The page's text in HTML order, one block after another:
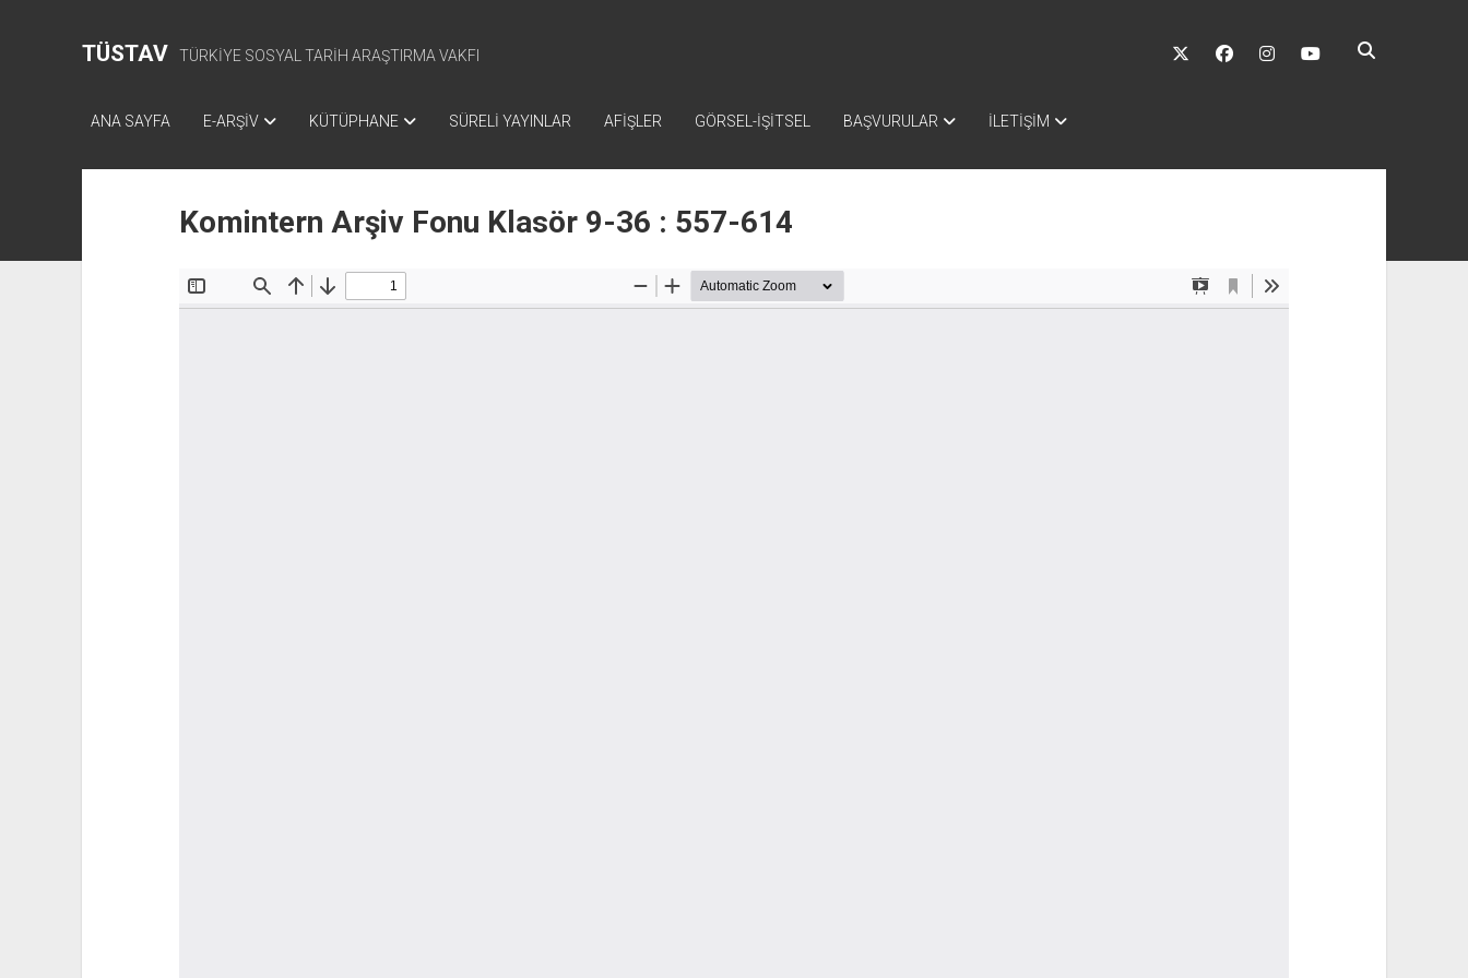
TÜSTAV TÜRKİYE SOSYAL TARİH ARAŞTIRMA VAKFI
twitter facebookinstagramyoutube
ANA SAYFA E-ARŞİV KÜTÜPHANE SÜRELİ YAYINLAR AFİŞLER GÖRSEL-İŞİTSEL BAŞVURULAR İLETİŞİM
Komintern Arşiv Fonu Klasör 9-36 : 557-614